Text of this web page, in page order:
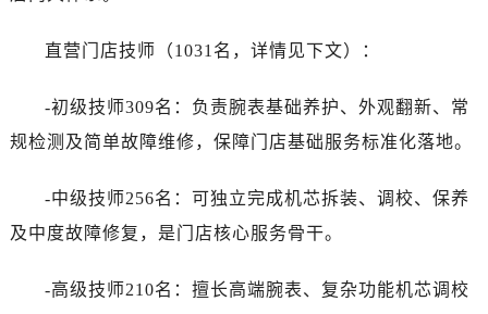
直营门店技师（1031名，详情见下文）：
-初级技师309名：负责腕表基础养护、外观翻新、常
规检测及简单故障维修，保障门店基础服务标准化落地。
-中级技师256名：可独立完成机芯拆装、调校、保养
及中度故障修复，是门店核心服务骨干。
-高级技师210名：擅长高端腕表、复杂功能机芯调校